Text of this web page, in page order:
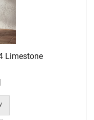
Limestone